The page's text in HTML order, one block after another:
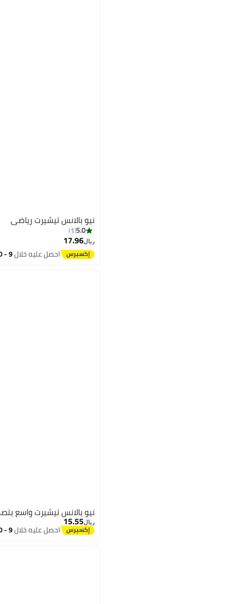
5
نيو بالانس تيشيرت رياضي
5.0
1
ريال17.96
احصل عليه خلال9 - 10 اغسطس
نيو بالانس تيشيرت واسع
ريال15.55
احصل عليه خلال9 - 10 اغسطس